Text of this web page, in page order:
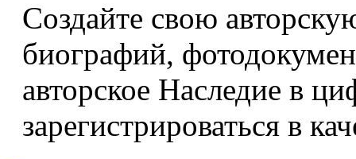
Создайте свою
биографий,
авторское Наследие в
зарегистрироваться в